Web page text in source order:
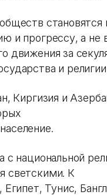
становятся
и прогрессу, а не
движения за
и
Киргизия и
с национальной
светскими. К
Египет, Тунис,